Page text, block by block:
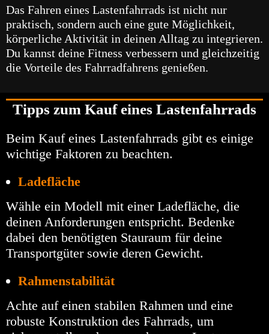
Das Fahren eines Lastenfahrrads ist nicht nur
praktisch, sondern auch eine gute Möglichkeit,
körperliche Aktivität in deinen Alltag zu integrieren.
Du kannst deine Fitness verbessern und gleichzeitig
die Vorteile des Fahrradfahrens genießen.
Tipps zum Kauf eines Lastenfahrrads
Beim Kauf eines Lastenfahrrads gibt es einige
wichtige Faktoren zu beachten.
Ladefläche
Wähle ein Modell mit einer Ladefläche, die
deinen Anforderungen entspricht. Bedenke
dabei den benötigten Stauraum für deine
Transportgüter sowie deren Gewicht.
Rahmenstabilität
Achte auf einen stabilen Rahmen und eine
robuste Konstruktion des Fahrrads, um